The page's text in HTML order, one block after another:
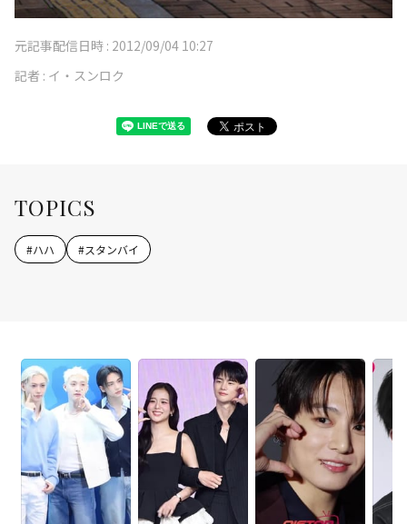
元記事配信日時 : 2012/09/04 10:27
記者 : イ・スンロク
TOPICS
#ハハ #スタンバイ